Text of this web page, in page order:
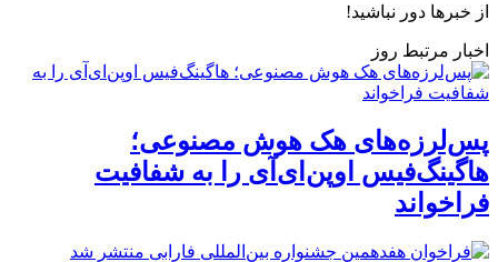
از خبرها دور نباشید!
اخبار مرتبط روز
پس‌لرزه‌های هک هوش مصنوعی؛
هاگینگ‌فیس اوپن‌ای‌آی را به شفافیت
فراخواند